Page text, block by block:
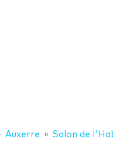
Auxerre Salon de